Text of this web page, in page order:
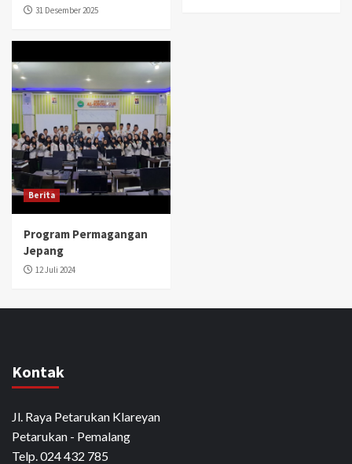
31 Desember 2025
Berita
Program Permagangan
Jepang
12 Juli 2024
Kontak
Jl. Raya Petarukan Klareyan
Petarukan - Pemalang
Telp. 024 432 785